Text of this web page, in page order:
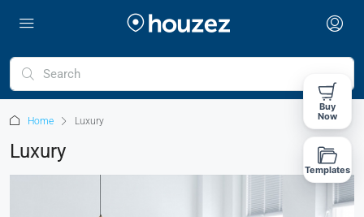
Home Luxury
Luxury
Buy
Now
Templates